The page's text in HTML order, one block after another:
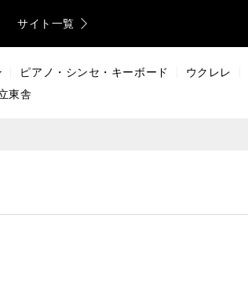
サイト一覧
ピアノ・シンセ・キーボード ウクレレ
東舎